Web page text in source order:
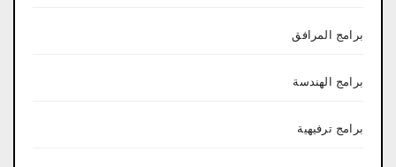
برامج المرافق
برامج الهندسة
برامج ترفيهية